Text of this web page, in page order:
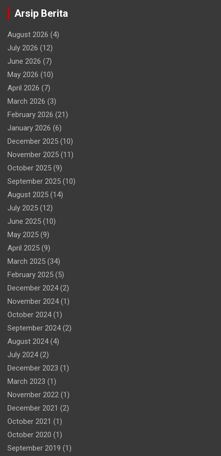
Arsip Berita
August 2026 (4)
July 2026 (12)
June 2026 (7)
May 2026 (10)
April 2026 (7)
March 2026 (3)
February 2026 (21)
January 2026 (6)
December 2025 (10)
November 2025 (11)
October 2025 (9)
September 2025 (10)
August 2025 (14)
July 2025 (12)
June 2025 (10)
May 2025 (9)
April 2025 (9)
March 2025 (34)
February 2025 (5)
December 2024(2)
November 2024(1)
October 2024(1)
September 2024(2)
August 2024(4)
July 2024(2)
December 2023 (1)
March 2023 (1)
November 2022 (1)
December 2021 (2)
October 2021 (1)
October 2020 (1)
September 2019 (1)